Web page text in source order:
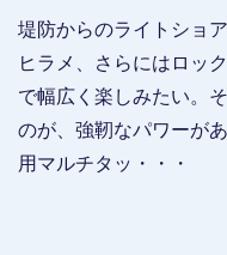
堤防からのライトショ
ヒラメ、さらにはロッ
で幅広く楽しみたい。
のが、強靭なパワーが
用マルチタッ・・・